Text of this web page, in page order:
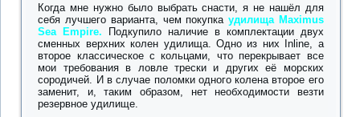
Когда мне нужно было выбрать снасти, я не нашёл для
себя лучшего варианта, чем покупка удилища Maximus
Sea Empire. Подкупило наличие в комплектации двух
сменных верхних колен удилища. Одно из них Inline, а
второе классическое с кольцами, что перекрывает все
мои требования в ловле трески и других её морских
сородичей. И в случае поломки одного колена второе его
заменит, и, таким образом, нет необходимости везти
резервное удилище.